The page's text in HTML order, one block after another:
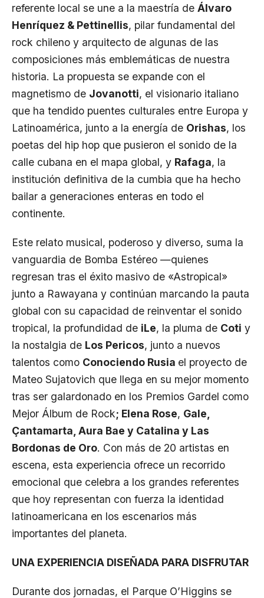
referente local se une a la maestría de Álvaro
Henríquez & Pettinellis, pilar fundamental del
rock chileno y arquitecto de algunas de las
composiciones más emblemáticas de nuestra
historia. La propuesta se expande con el
magnetismo de Jovanotti, el visionario italiano
que ha tendido puentes culturales entre Europa y
Latinoamérica, junto a la energía de Orishas, los
poetas del hip hop que pusieron el sonido de la
calle cubana en el mapa global, y Rafaga, la
institución definitiva de la cumbia que ha hecho
bailar a generaciones enteras en todo el
continente.
Este relato musical, poderoso y diverso, suma la
vanguardia de Bomba Estéreo —quienes
regresan tras el éxito masivo de «Astropical»
junto a Rawayana y continúan marcando la pauta
global con su capacidad de reinventar el sonido
tropical, la profundidad de iLe, la pluma de Coti y
la nostalgia de Los Pericos, junto a nuevos
talentos como Conociendo Rusia el proyecto de
Mateo Sujatovich que llega en su mejor momento
tras ser galardonado en los Premios Gardel como
Mejor Álbum de Rock; Elena Rose, Gale,
Çantamarta, Aura Bae y Catalina y Las
Bordonas de Oro. Con más de 20 artistas en
escena, esta experiencia ofrece un recorrido
emocional que celebra a los grandes referentes
que hoy representan con fuerza la identidad
latinoamericana en los escenarios más
importantes del planeta.
UNA EXPERIENCIA DISEÑADA PARA DISFRUTAR
Durante dos jornadas, el Parque O’Higgins se